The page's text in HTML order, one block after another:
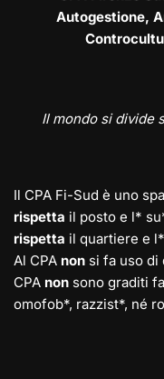
Autogestione,
Il mondo si divide
Il CPA Fi-Sud è uno
rispetta il posto e l*
rispetta il quartiere e
Al CPA non si fa uso di
CPA non sono graditi
omofob*, razzist*, né